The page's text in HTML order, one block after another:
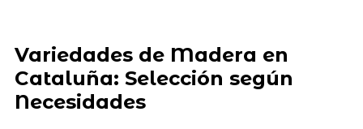
Variedades de Madera en
Cataluña: Selección según
Necesidades